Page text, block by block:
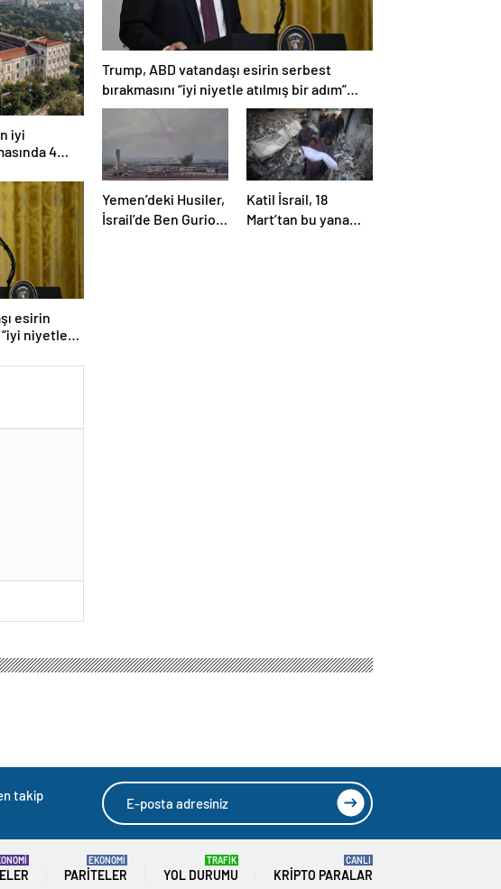
iyi
4
esirin
“iyi niyetle
Trump, ABD vatandaşı esirin serbest
bırakmasını “iyi niyetle atılmış bir adım”
olarak değerlendirdi
Yemen’deki Husiler,
İsrail’de Ben Gurion
Katil İsrail, 18
Mart’tan bu yana
takip
PARITELER
EKONOMİ
YOL DURUMU
TRAFİK
KRIPTO PARALAR
CANLI